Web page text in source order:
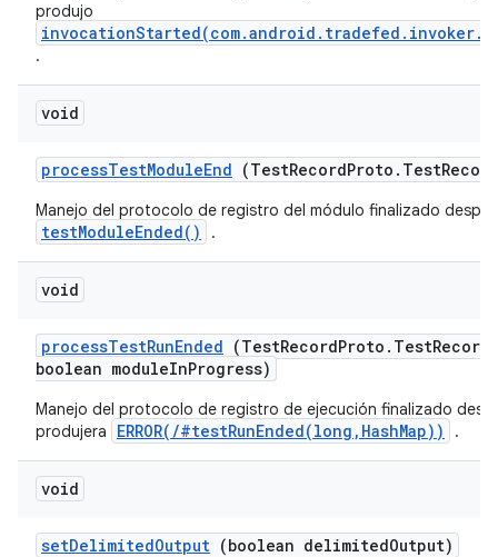
produjo
.
void
processTestModuleEnd (TestRecordProto . Test
Manejo del protocolo de registro del módulo finalizado
testModuleEnded() .
void
processTestRunEnded (TestRecordProto . Test
boolean moduleInProgress)
Manejo del protocolo de registro de ejecución finalizado
produjera
ERROR(/#testRunEnded(long,HashMap)) .
void
setDelimitedOutput (boolean delimitedOutput)